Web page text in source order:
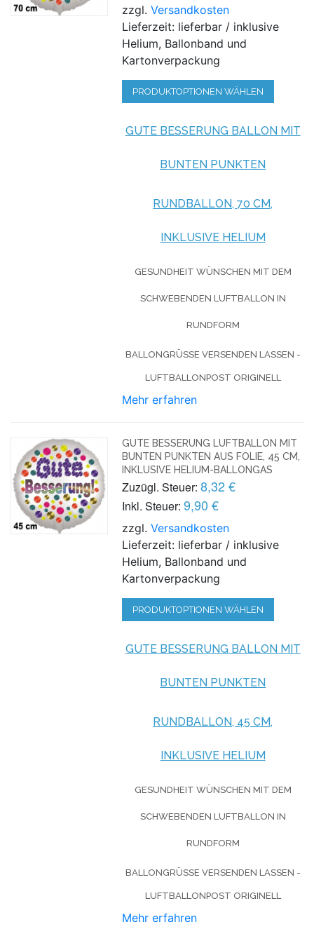
zzgl.Versandkosten
Lieferzeit: lieferbar / inklusive
Helium, Ballonband und
Kartonverpackung
PRODUKTOPTIONEN WÄHLEN
GUTE BESSERUNG BALLON MIT
BUNTEN PUNKTEN
RUNDBALLON, 70 CM,
INKLUSIVE HELIUM
GESUNDHEIT WÜNSCHEN MIT DEM
SCHWEBENDEN LUFTBALLON IN
RUNDFORM
BALLONGRÜSSE VERSENDEN LASSEN - L
UFTBALLONPOST ORIGINELL
Mehr erfahren
GUTE BESSERUNG LUFTBALLON MIT
BUNTEN PUNKTEN AUS FOLIE, 45 CM,
INKLUSIVE HELIUM-BALLONGAS
Zuzügl. Steuer: 8,32 €
Inkl. Steuer: 9,90 €
zzgl.Versandkosten
Lieferzeit: lieferbar / inklusive
Helium, Ballonband und
Kartonverpackung
PRODUKTOPTIONEN WÄHLEN
GUTE BESSERUNG BALLON MIT
BUNTEN PUNKTEN
RUNDBALLON, 45 CM,
INKLUSIVE HELIUM
GESUNDHEIT WÜNSCHEN MIT DEM
SCHWEBENDEN LUFTBALLON IN
RUNDFORM
BALLONGRÜSSE VERSENDEN LASSEN - L
UFTBALLONPOST ORIGINELL
Mehr erfahren